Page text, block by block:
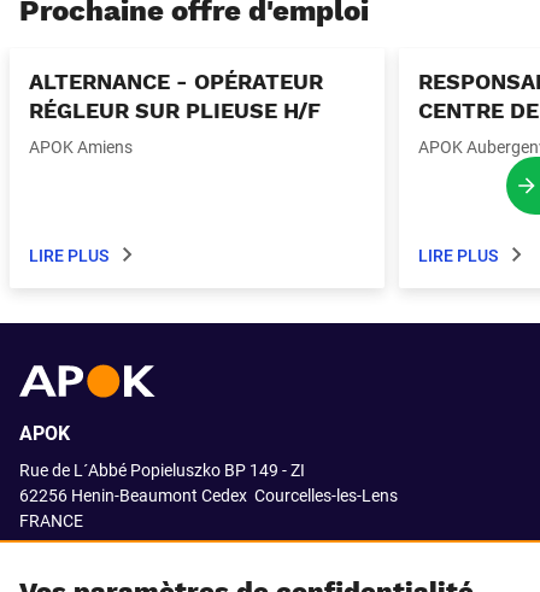
Prochaine offre d'emploi
ALTERNANCE - OPÉRATEUR
RÉGLEUR SUR PLIEUSE H/F
APOK Amiens
LIRE PLUS
CENTRE
APOK
LIRE PLUS
APOK
Rue de L´Abbé Popieluszko BP 149 - ZI
62256 Henin-Beaumont Cedex Courcelles-les-Lens
FRANCE